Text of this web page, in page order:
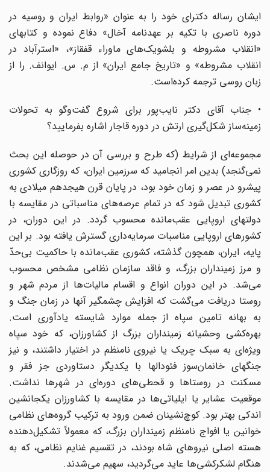
ایشان رساله دکترای خود را به عنوان «روابط ایران و روسیه در
دوره ناصری با تکیه بر عهد‌نامه آخال» دفاع نموده و کتابهای
«انقلاب مشروطه و بلشویک‌های ماوراء قفقاز»، «استرآباد در
انقلاب مشروطه» و «تاریخ جامع ایران» از م. س. ایوانف. را از
زبان روسی ترجمه کرده‌است.
• جناب آقای دکتر نایب‌پور برای شروع گفت‌و‌گو به تحولات
زمینه‌ساز شکل‌گیری ارتش در دوره قاجار اشاره بفرمایید؟
مجموعه‌ای از شرایط (که طرح و بررسی آن در حوصله این بحث
نمی‌گنجد) بدین امر انجامید که سرزمین ایران، که روزگاری کشوری
پیشرو در عصر و زمان خود بود، در پایان قرن هیجدهم میلادی به
کشوری تبدیل شود که در تمام عرصه‌های مناسباتی در مقایسه با
دولتهای اروپایی عقب‌مانده محسوب گردد. در این دوران، در
کشورهای اروپایی مناسبات سرمایه‌داری گسترش یافته بود. بر این
پایه، ایران، همچون گذشته، کشوری عقب‌مانده با حاکمیت بی‌حدّ
و مرز زمینداران بزرگ، و فاقد سازمان نظامی مشخص محسوب
می‌شد. در این دوران انواع و اقسام مالیات‌ها از مردم شهر و
روستا دریافت می‌گشت که افزایش چشمگیر آنها در زمان جنگ و
به بهانه تامین سپاه از جمله موارد شایسته یادآوری است.
بهره‌کشی وحشیانه زمینداران بزرگ از کشاورزان، که خود سپاه
ویژه‌ای به سبک چریک یا نیروی نامنظم در اختیار داشتند، و نیز
جنگهای خانمان‌سوز فئودالها با یکدیگر دستاوردی جز فقر و
مسکنت در روستاها و قحطی‌های دوره‌ای در شهرها نداشت.
موقعیت عشایر یا ایلیاتی‌ها در مقایسه با کشاورزان یکجانشین
اندکی بهتر بود. کوچ‌نشینان ضمن ورود به ترکیب گروه‌های نظامی
خوانین یا افواج نامنظم زمینداران بزرگ، که معمولاً تشکیل‌دهنده
هسته اصلی نیروهای شاه بودند، در تقسیم غنایم نظامی، که به
هنگام لشکرکشی‌ها عاید می‌گردید، سهیم می‌شدند.